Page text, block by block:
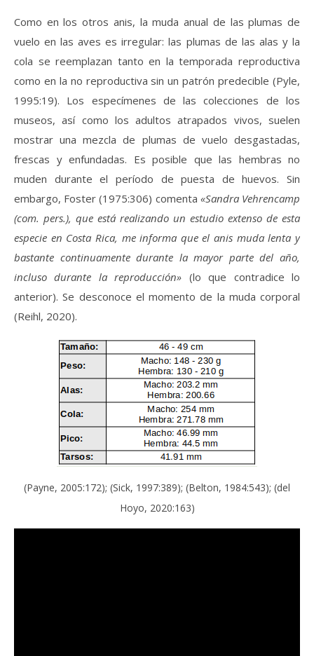
Como en los otros anis, la muda anual de las plumas de
vuelo en las aves es irregular: las plumas de las alas y la
cola se reemplazan tanto en la temporada reproductiva
como en la no reproductiva sin un patrón predecible (Pyle,
1995:19). Los especímenes de las colecciones de los
museos, así como los adultos atrapados vivos, suelen
mostrar una mezcla de plumas de vuelo desgastadas,
frescas y enfundadas. Es posible que las hembras no
muden durante el período de puesta de huevos. Sin
embargo, Foster (1975:306) comenta «Sandra Vehrencamp
(com. pers.), que está realizando un estudio extenso de esta
especie en Costa Rica, me informa que el anis muda lenta y
bastante continuamente durante la mayor parte del año,
incluso durante la reproducción» (lo que contradice lo
anterior). Se desconoce el momento de la muda corporal
(Reihl, 2020).
(Payne, 2005:172); (Sick, 1997:389); (Belton, 1984:543); (del
Hoyo, 2020:163)